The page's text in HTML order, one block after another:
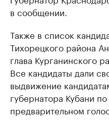
в сообщении.
Также в список
Тихорецкого района
глава Курганинского
Все кандидаты дали
выдвижение
губернатора Кубани
предварительном